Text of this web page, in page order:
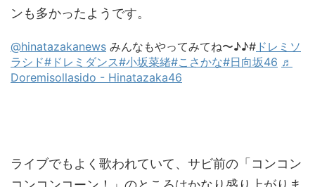
ンも多かったようです。
@hinatazakanews みんなもやってみてね〜♪♪# ドレミソ
ラシド# ドレミダンス#小坂菜緒#こさかな#日向坂46 ♬
Doremisollasido - Hinatazaka46
ライブでもよく歌われていて、サビ前の「コンコン